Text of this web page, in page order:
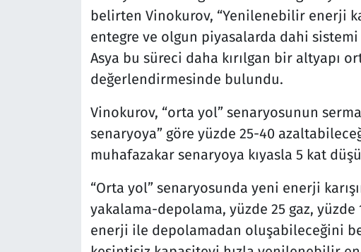
belirten Vinokurov, “Yenilenebilir enerji
entegre ve olgun piyasalarda dahi
Asya bu süreci daha kırılgan bir altyapı
değerlendirmesinde bulundu.
Vinokurov, “orta yol” senaryosunun
senaryoya” göre yüzde 25-40
muhafazakar senaryoya kıyasla 5 kat
“Orta yol” senaryosunda yeni enerji
yakalama-depolama, yüzde 25 gaz,
enerji ile depolamadan oluşabileceğini